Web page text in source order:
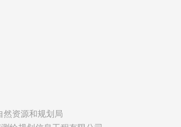
然资源和规划局